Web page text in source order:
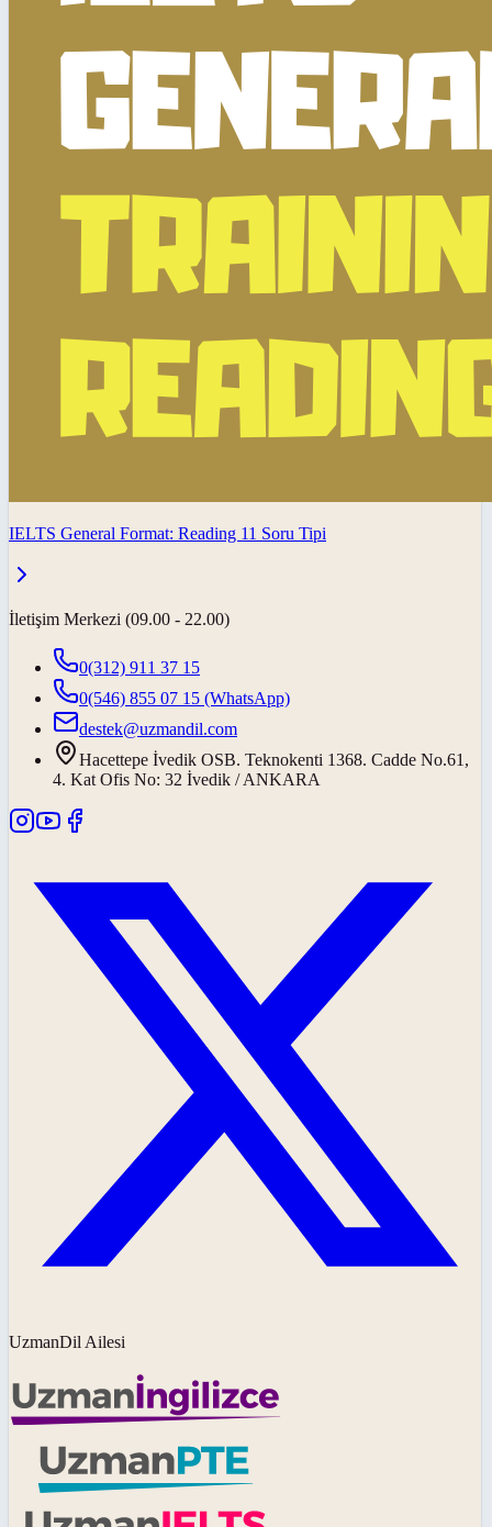
IELTS General Format: Reading 11 Soru Tipi
İletişim Merkezi (09.00 - 22.00)
0(312) 911 37 15
0(546) 855 07 15 (WhatsApp)
destek@uzmandil.com
Hacettepe İvedik OSB. Teknokenti 1368. Cadde No.61,
4. Kat Ofis No: 32 İvedik / ANKARA
UzmanDil Ailesi